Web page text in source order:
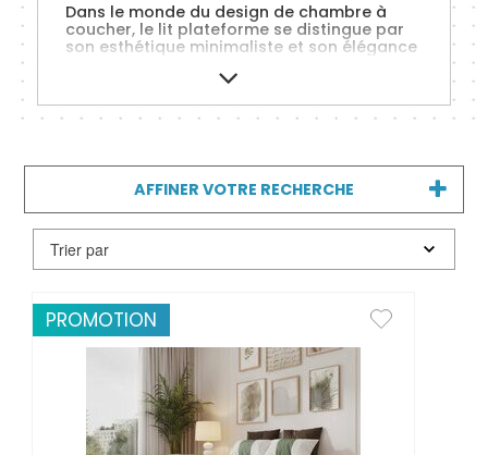
Dans le monde du design de chambre à
coucher, le lit plateforme se distingue par
son esthétique minimaliste et son élégance
raffiné, ce type de lit incarne la beauté de
la simplicité, tout en assurant un confort
inégalé. Nous explorons les caractéristiques
sophistiquée et son adaptabilité à divers
styles de décoration.
AFFINER VOTRE RECHERCHE
PROMOTION